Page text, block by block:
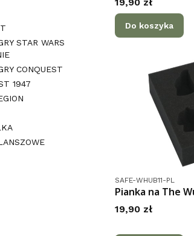
STAR WARS
CONQUEST
1947
Do koszyka
Kod produktu
SAFE-WHUB11-PL
Pianka na The
Cena
19,90 zł